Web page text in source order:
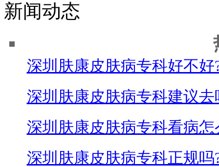
新闻动态
深圳肤康皮肤病专科好不好
深圳肤康皮肤病专科建议去
深圳肤康皮肤病专科看病怎
深圳肤康皮肤病专科正规吗